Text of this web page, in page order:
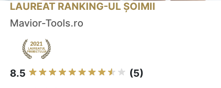
LAUREAT RANKING-UL ȘOIMII
Mavior-Tools.ro
8.5 (5)